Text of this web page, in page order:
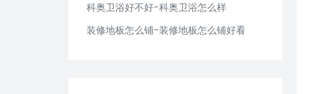
科奥卫浴好不好-科奥卫浴怎么样
装修地板怎么铺-装修地板怎么铺好看